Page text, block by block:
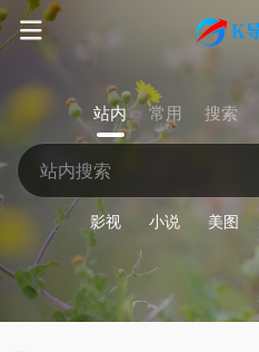
站内 常用 搜索
影视 小说 美图